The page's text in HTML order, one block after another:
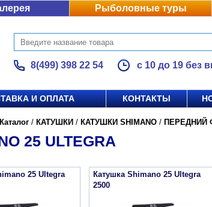
Рыболовные туры
8(499) 398 22 54 с 10 до 19 без
И ОПЛАТА КОНТАКТЫ
Каталог / КАТУШКИ / КАТУШКИ SHIMANO / ПЕРЕДНИЙ
25 ULTEGRA
25 Ultegra
Катушка Shimano 25 Ultegra
2500